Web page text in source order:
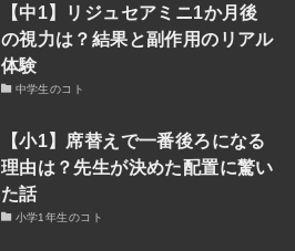
【中1】リジュセアミニ1か月後
の視力は？結果と副作用のリアル
体験
中学生のコト
【小1】席替えで一番後ろになる
理由は？先生が決めた配置に驚い
た話
小学1年生のコト